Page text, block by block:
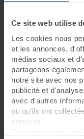
Ce site web utilise
Les cookies nous
et les annonces,
médias sociaux et
partageons
notre site avec nos
publicité et
avec d'autres
ou qu'ils ont
services.
2 jours • 6 soins
Valdys a concocté
thalassothérapie,
simplement. Une
souhaitent profiter
lésigner sur les soins.
Programme des
Soins thalasso